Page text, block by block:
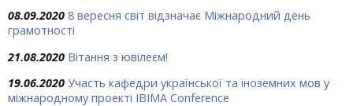
08.09.2020 8 вересня світ відзначає Міжнародний день
грамотності
21.08.2020 Вітання з ювілеєм!
19.06.2020 Участь кафедри української та іноземних мов у
міжнародному проекті IBIMA Conference